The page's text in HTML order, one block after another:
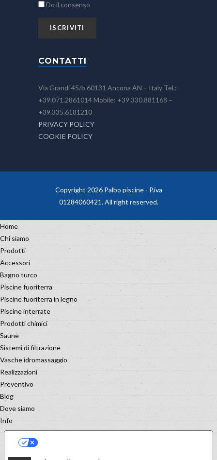
Do il consenso
CONTATTI
Via Grandi 45/b 60131 Ancona AN – Italy Tel.:
+39.071.2861014 Mobile: +39.330.881168 –
+39.335.6181210
PRIVACY POLICY
COOKIE POLICY
Copyright 2026 Palbo piscine - P.iva
01284060421. All right reserved.
Home
Chi siamo
Prodotti
Accessori
Bagno turco
Piscine fuoriterra
Piscine fuoriterra in legno
Piscine interrate
Prodotti chimici
Saune
Sistemi di filtrazione
Vasche idromassaggio
Realizzazioni
Preventivo
Blog
Dove siamo
Info